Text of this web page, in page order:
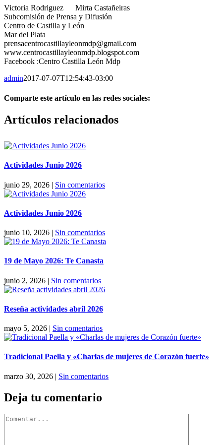
Victoria Rodriguez Mirta Castañeiras
Subcomisión de Prensa y Difusión
Centro de Castilla y León
Mar del Plata
prensacentrocastillayleonmdp@gmail.com
www.centrocastillayleonmdp.blogspot.com
Facebook :Centro Castilla León Mdp
admin2017-07-07T12:54:43-03:00
Comparte este artículo en las redes sociales:
Facebook
X
Reddit
LinkedIn
Pinterest
Vk
Artículos relacionados
Actividades Junio 2026
junio 29, 2026 | Sin comentarios
Actividades Junio 2026
junio 10, 2026 | Sin comentarios
19 de Mayo 2026: Te Canasta
junio 2, 2026 | Sin comentarios
Reseña actividades abril 2026
mayo 5, 2026 | Sin comentarios
Tradicional Paella y «Charlas de mujeres de Corazón fuerte»
marzo 30, 2026 | Sin comentarios
Deja tu comentario
Comentar